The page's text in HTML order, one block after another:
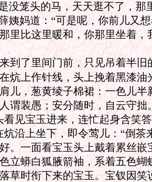
没笼头的马，天天逛不了，那
姨妈道：“可是呢，你前儿又
里比这里暖和，你那里坐着
了里间门前，只见吊着半旧
炕上作针线，头上挽着黑漆
儿，葱黄绫子棉裙：一色儿
谓装愚；安分随时，自云守拙
看见宝玉进来，连忙起身含笑
沿上坐下，即令莺儿：“倒茶
。一面看宝玉头上戴着累丝
立蟒白狐腋箭袖，系着五色
草时衔下来的宝玉。宝钗因笑